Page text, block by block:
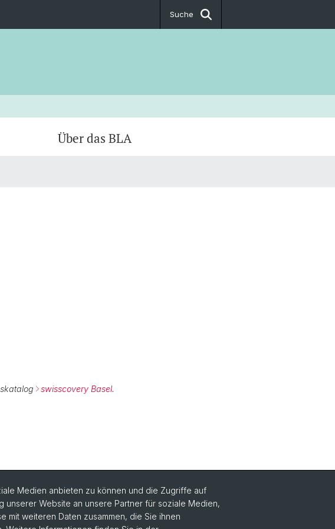
Suche
Über das BLA
swisscovery Basel.
Medien anbieten zu können und die Zugriffe auf
unserer Website an unsere Partner für soziale Medien,
mit weiteren Daten zusammen, die Sie ihnen